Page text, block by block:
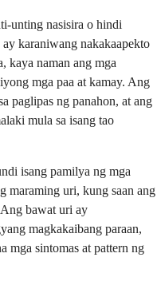
unting nasisira o hindi
karaniwang nakakaapekto
kaya naman ang mga
mga paa at kamay. Ang
paglipas ng panahon, at ang
mula sa isang tao
isang pamilya ng mga
maraming uri, kung saan ang
bawat uri ay
magkakaibang paraan,
mga sintomas at pattern ng